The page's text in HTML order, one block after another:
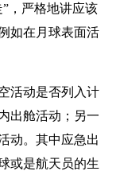
，严格地讲应该
如在月球表面活
活动是否列入计
出舱活动；另一
动。其中应急出
或是航天员的生